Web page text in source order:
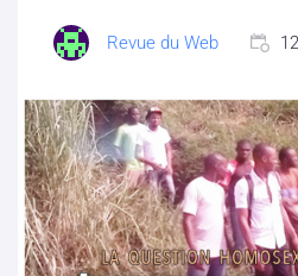
Revue du Web